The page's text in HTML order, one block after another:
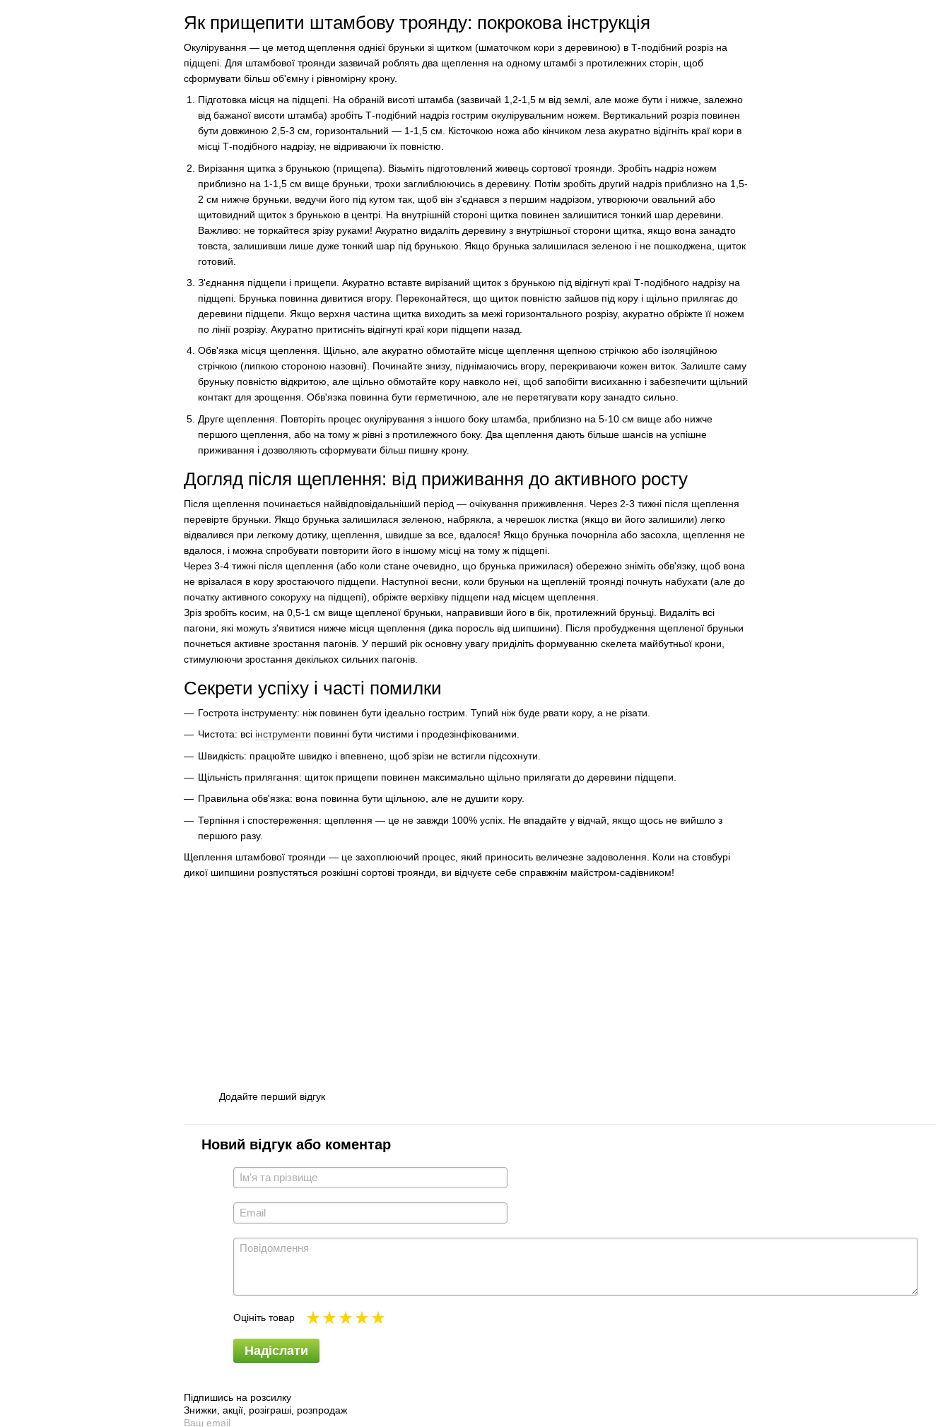
Як прищепити штамбову троянду: покрокова інструкція
Окулірування — це метод щеплення однієї бруньки зі щитком (шматочком кори з деревиною) в Т-подібний розріз на
підщепі. Для штамбової троянди зазвичай роблять два щеплення на одному штамбі з протилежних сторін, щоб
сформувати більш об'ємну і рівномірну крону.
Підготовка місця на підщепі. На обраній висоті штамба (зазвичай 1,2-1,5 м від землі, але може бути і нижче, залежно
від бажаної висоти штамба) зробіть Т-подібний надріз гострим окулірувальним ножем. Вертикальний розріз повинен
бути довжиною 2,5-3 см, горизонтальний — 1-1,5 см. Кісточкою ножа або кінчиком леза акуратно відігніть краї кори в
місці Т-подібного надрізу, не відриваючи їх повністю.
Вирізання щитка з брунькою (прищепа). Візьміть підготовлений живець сортової троянди. Зробіть надріз ножем
приблизно на 1-1,5 см вище бруньки, трохи заглиблюючись в деревину. Потім зробіть другий надріз приблизно на 1,5-
2 см нижче бруньки, ведучи його під кутом так, щоб він з'єднався з першим надрізом, утворюючи овальний або
щитовидний щиток з брунькою в центрі. На внутрішній стороні щитка повинен залишитися тонкий шар деревини.
Важливо: не торкайтеся зрізу руками! Акуратно видаліть деревину з внутрішньої сторони щитка, якщо вона занадто
товста, залишивши лише дуже тонкий шар під брунькою. Якщо брунька залишилася зеленою і не пошкоджена, щиток
готовий.
З'єднання підщепи і прищепи. Акуратно вставте вирізаний щиток з брунькою під відігнуті краї Т-подібного надрізу на
підщепі. Брунька повинна дивитися вгору. Переконайтеся, що щиток повністю зайшов під кору і щільно прилягає до
деревини підщепи. Якщо верхня частина щитка виходить за межі горизонтального розрізу, акуратно обріжте її ножем
по лінії розрізу. Акуратно притисніть відігнуті краї кори підщепи назад.
Обв'язка місця щеплення. Щільно, але акуратно обмотайте місце щеплення щепною стрічкою або ізоляційною
стрічкою (липкою стороною назовні). Починайте знизу, піднімаючись вгору, перекриваючи кожен виток. Залиште саму
бруньку повністю відкритою, але щільно обмотайте кору навколо неї, щоб запобігти висиханню і забезпечити щільний
контакт для зрощення. Обв'язка повинна бути герметичною, але не перетягувати кору занадто сильно.
Друге щеплення. Повторіть процес окулірування з іншого боку штамба, приблизно на 5-10 см вище або нижче
першого щеплення, або на тому ж рівні з протилежного боку. Два щеплення дають більше шансів на успішне
приживання і дозволяють сформувати більш пишну крону.
Догляд після щеплення: від приживання до активного росту
Після щеплення починається найвідповідальніший період — очікування приживлення. Через 2-3 тижні після щеплення
перевірте бруньки. Якщо брунька залишилася зеленою, набрякла, а черешок листка (якщо ви його залишили) легко
відвалився при легкому дотику, щеплення, швидше за все, вдалося! Якщо брунька почорніла або засохла, щеплення не
вдалося, і можна спробувати повторити його в іншому місці на тому ж підщепі.
Через 3-4 тижні після щеплення (або коли стане очевидно, що брунька прижилася) обережно зніміть обв'язку, щоб вона
не врізалася в кору зростаючого підщепи. Наступної весни, коли бруньки на щепленій троянді почнуть набухати (але до
початку активного сокоруху на підщепі), обріжте верхівку підщепи над місцем щеплення.
Зріз зробіть косим, на 0,5-1 см вище щепленої бруньки, направивши його в бік, протилежний бруньці. Видаліть всі
пагони, які можуть з'явитися нижче місця щеплення (дика поросль від шипшини). Після пробудження щепленої бруньки
почнеться активне зростання пагонів. У перший рік основну увагу приділіть формуванню скелета майбутньої крони,
стимулюючи зростання декількох сильних пагонів.
Секрети успіху і часті помилки
Гострота інструменту: ніж повинен бути ідеально гострим. Тупий ніж буде рвати кору, а не різати.
Чистота: всі інструменти повинні бути чистими і продезінфікованими.
Швидкість: працюйте швидко і впевнено, щоб зрізи не встигли підсохнути.
Щільність прилягання: щиток прищепи повинен максимально щільно прилягати до деревини підщепи.
Правильна обв'язка: вона повинна бути щільною, але не душити кору.
Терпіння і спостереження: щеплення — це не завжди 100% успіх. Не впадайте у відчай, якщо щось не вийшло з
першого разу.
Щеплення штамбової троянди — це захоплюючий процес, який приносить величезне задоволення. Коли на стовбурі
дикої шипшини розпустяться розкішні сортові троянди, ви відчуєте себе справжнім майстром-садівником!
Додайте перший відгук
Новий відгук або коментар
Оцініть товар
Надіслати
Підпишись на розсилку
Знижки, акції, розіграші, розпродаж